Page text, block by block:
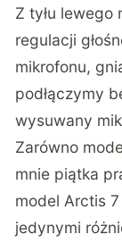
Z tyłu lewego
regulacji
mikrofonu,
podłączymy
wysuwany
Zarówno
mnie piątka
model Arctis
jedynymi